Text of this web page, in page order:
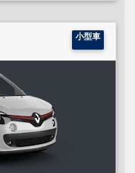
小型車